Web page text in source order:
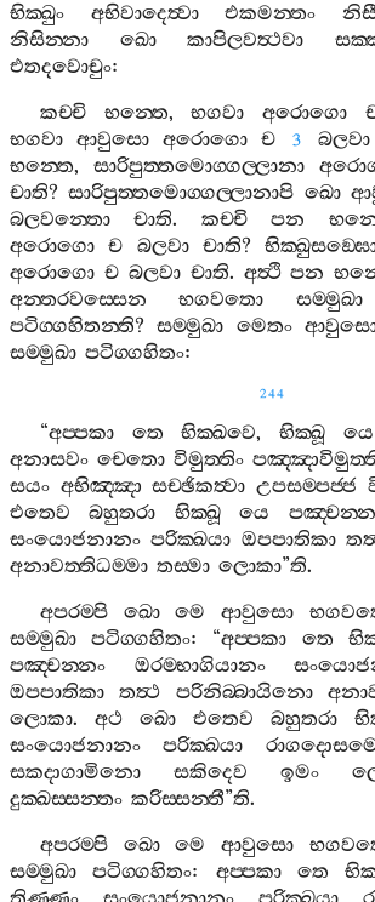
භික‍්ඛුං
අභිවාදෙත්‍වා එකමන‍්තං
නිසින‍්නා
ඛො කාපිලවත්‍ථවා
එතදවොචුං:
කච‍්චි
භන‍්තෙ,භගවා අරොගො
භගවා ආවුසො අරොගො ච 3 බලවා
භන‍්තෙ, සාරිපුත‍්තමොග‍්ගල‍්ලානා
චාති?සාරිපුත‍්තමොග‍්ගල‍්ලානාපි ඛො
බලවන‍්තො
චාති. කච‍්චි පන
අරොගො ච බලවා චාති?
අරොගො ච බලවා චාති. අත්‍ථි පන
අන‍්තරවස‍්සෙන
භගවතො සම‍්මුඛා
පටිග‍්ගහිතන‍්ති?සම‍්මුඛා මෙතං
සම‍්මුඛා පටිග‍්ගහිතං:
244
“අප‍්පකා තෙ භික‍්ඛවෙ,භික‍්ඛූ යෙ
අනාසවං චෙතො විමුත‍්තිං
සයං අභිඤ‍්ඤා සච‍්ඡිකත්‍වා උපසම‍්පජ‍්ජ
එතෙව
බහුතරා භික‍්ඛූ යෙ
සංයොජනානං පරික‍්ඛයා ඔපපාතිකා
අනාවත‍්තිධම‍්මා තස‍්මා ලොකා”ති.
අපරම‍්පි
ඛො මෙ ආවුසො
සම‍්මුඛා
පටිග‍්ගහිතං: “අප‍්පකා තෙ
පඤ‍්චන‍්නං
ඔරම‍්භාගියානං
ඔපපාතිකා
තත්‍ථ පරිනිබ‍්බායිනො
ලොකා. අථ ඛො එතෙව බහුතරා
සංයොජනානං
පරික‍්ඛයා
සකදාගාමිනො
සකිදෙව ඉමං
දුක‍්ඛස‍්සන‍්තං කරිස‍්සන‍්තී”ති.
අපරම‍්පි
ඛො මෙ ආවුසො
සම‍්මුඛා
පටිග‍්ගහිතං: අප‍්පකා තෙ